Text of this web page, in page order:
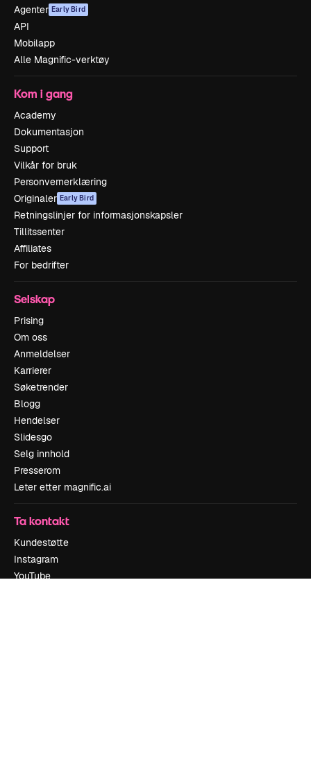
Agenter Early Bird
API
Mobilapp
Alle Magnific-verktøy
Kom i gang
Academy
Dokumentasjon
Support
Vilkår for bruk
Personvernerklæring
Originaler Early Bird
Retningslinjer for informasjonskapsler
Tillitssenter
Affiliates
For bedrifter
Selskap
Prising
Om oss
Anmeldelser
Karrierer
Søketrender
Blogg
Hendelser
Slidesgo
Selg innhold
Presserom
Leter etter magnific.ai
Ta kontakt
Kundestøtte
Instagram
YouTube